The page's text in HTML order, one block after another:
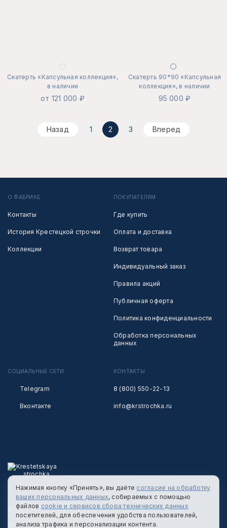
Скатерть «Капсульная коллекция»,
в наличии
от 121 000 ₽
Скатерть 90*90 «Капсульная
коллекция», в наличии
95 000 ₽
Назад 1 2 3 Вперед
О ФАБРИКЕ
Контакты
История Крестецкой строчки
Коллекции
ПОКУПАТЕЛЯМ
Где купить
Оплата и доставка
Возврат товара
Индивидуальный заказ
Правила акций
Публичная оферта
Политика конфиденциальности
Обработка персональных
данных
СОЦИАЛЬНЫЕ СЕТИ
Telegram
Вконтакте
КОНТАКТЫ
8 (800) 550-22-13
info@krstrochka.ru
© 2026 КРЕСТЕЦКАЯ СТРОЧКА
ПОЛИТИКА КОНФИДЕНЦИАЛЬНОСТИ
Нажимая кнопку «Принять», вы даёте согласие на обработку
ваших персональных данных, собираемых с помощью
файлов cookie и сервисов сбора технических данных
посетителей, для обеспечения удобства пользователей,
анализа трафика и персонализации контента.